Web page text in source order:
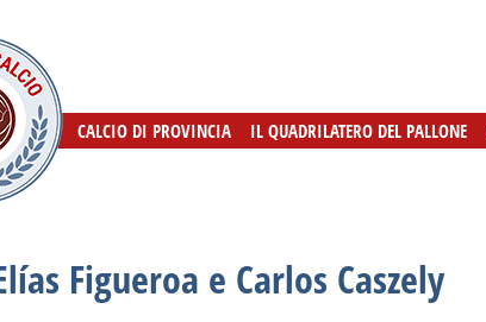
CALCIO DI PROVINCIA IL QUADRILATERO DEL PALLONE
CALCIO DI PROVINCIA IL QUADRILATERO DEL PALLONE
Figueroa e Carlos Caszely